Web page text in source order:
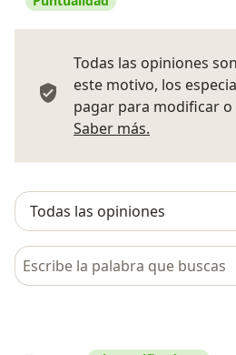
Todas las opiniones
este motivo, los
pagar para modificar
Saber más.
Busca en opiniones